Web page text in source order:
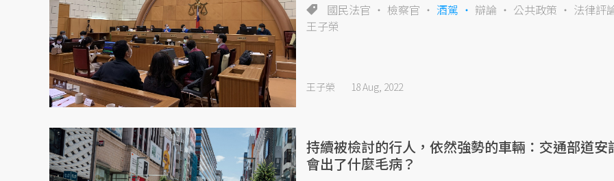
國民法官 檢察官 酒駕 辯論 公共政策
法律評
王子榮
王子榮 18 Aug, 2022
持續被檢討的行人，依然強勢的車輛：交通部道安
會出了什麼毛病？